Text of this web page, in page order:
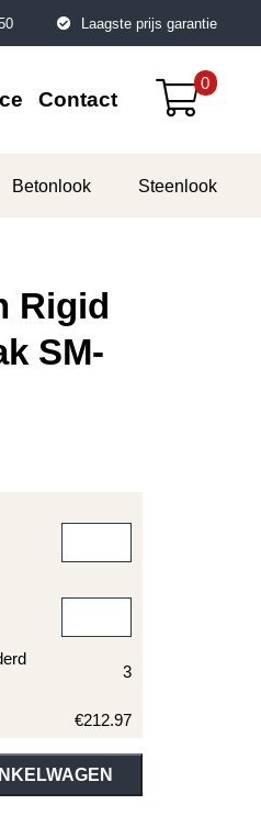
Laagste prijs garantie
Contact
0
Betonlook Steenlook
Rigid
SM-
3
€212.97